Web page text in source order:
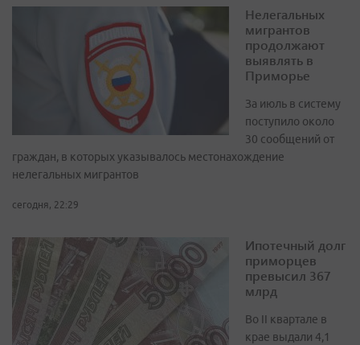
Нелегальных
мигрантов
продолжают
выявлять в
Приморье
За июль в систему
поступило около
30 сообщений от
граждан, в которых указывалось местонахождение
нелегальных мигрантов
сегодня, 22:29
Ипотечный долг
приморцев
превысил 367
млрд
Во II квартале в
крае выдали 4,1